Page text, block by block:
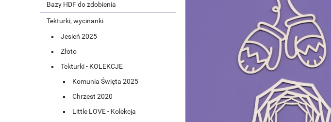
Bazy HDF do zdobienia
Tekturki, wycinanki
Jesień 2025
Złoto
Tekturki - KOLEKCJE
Komunia Święta 2025
Chrzest 2020
Little LOVE - Kolekcja